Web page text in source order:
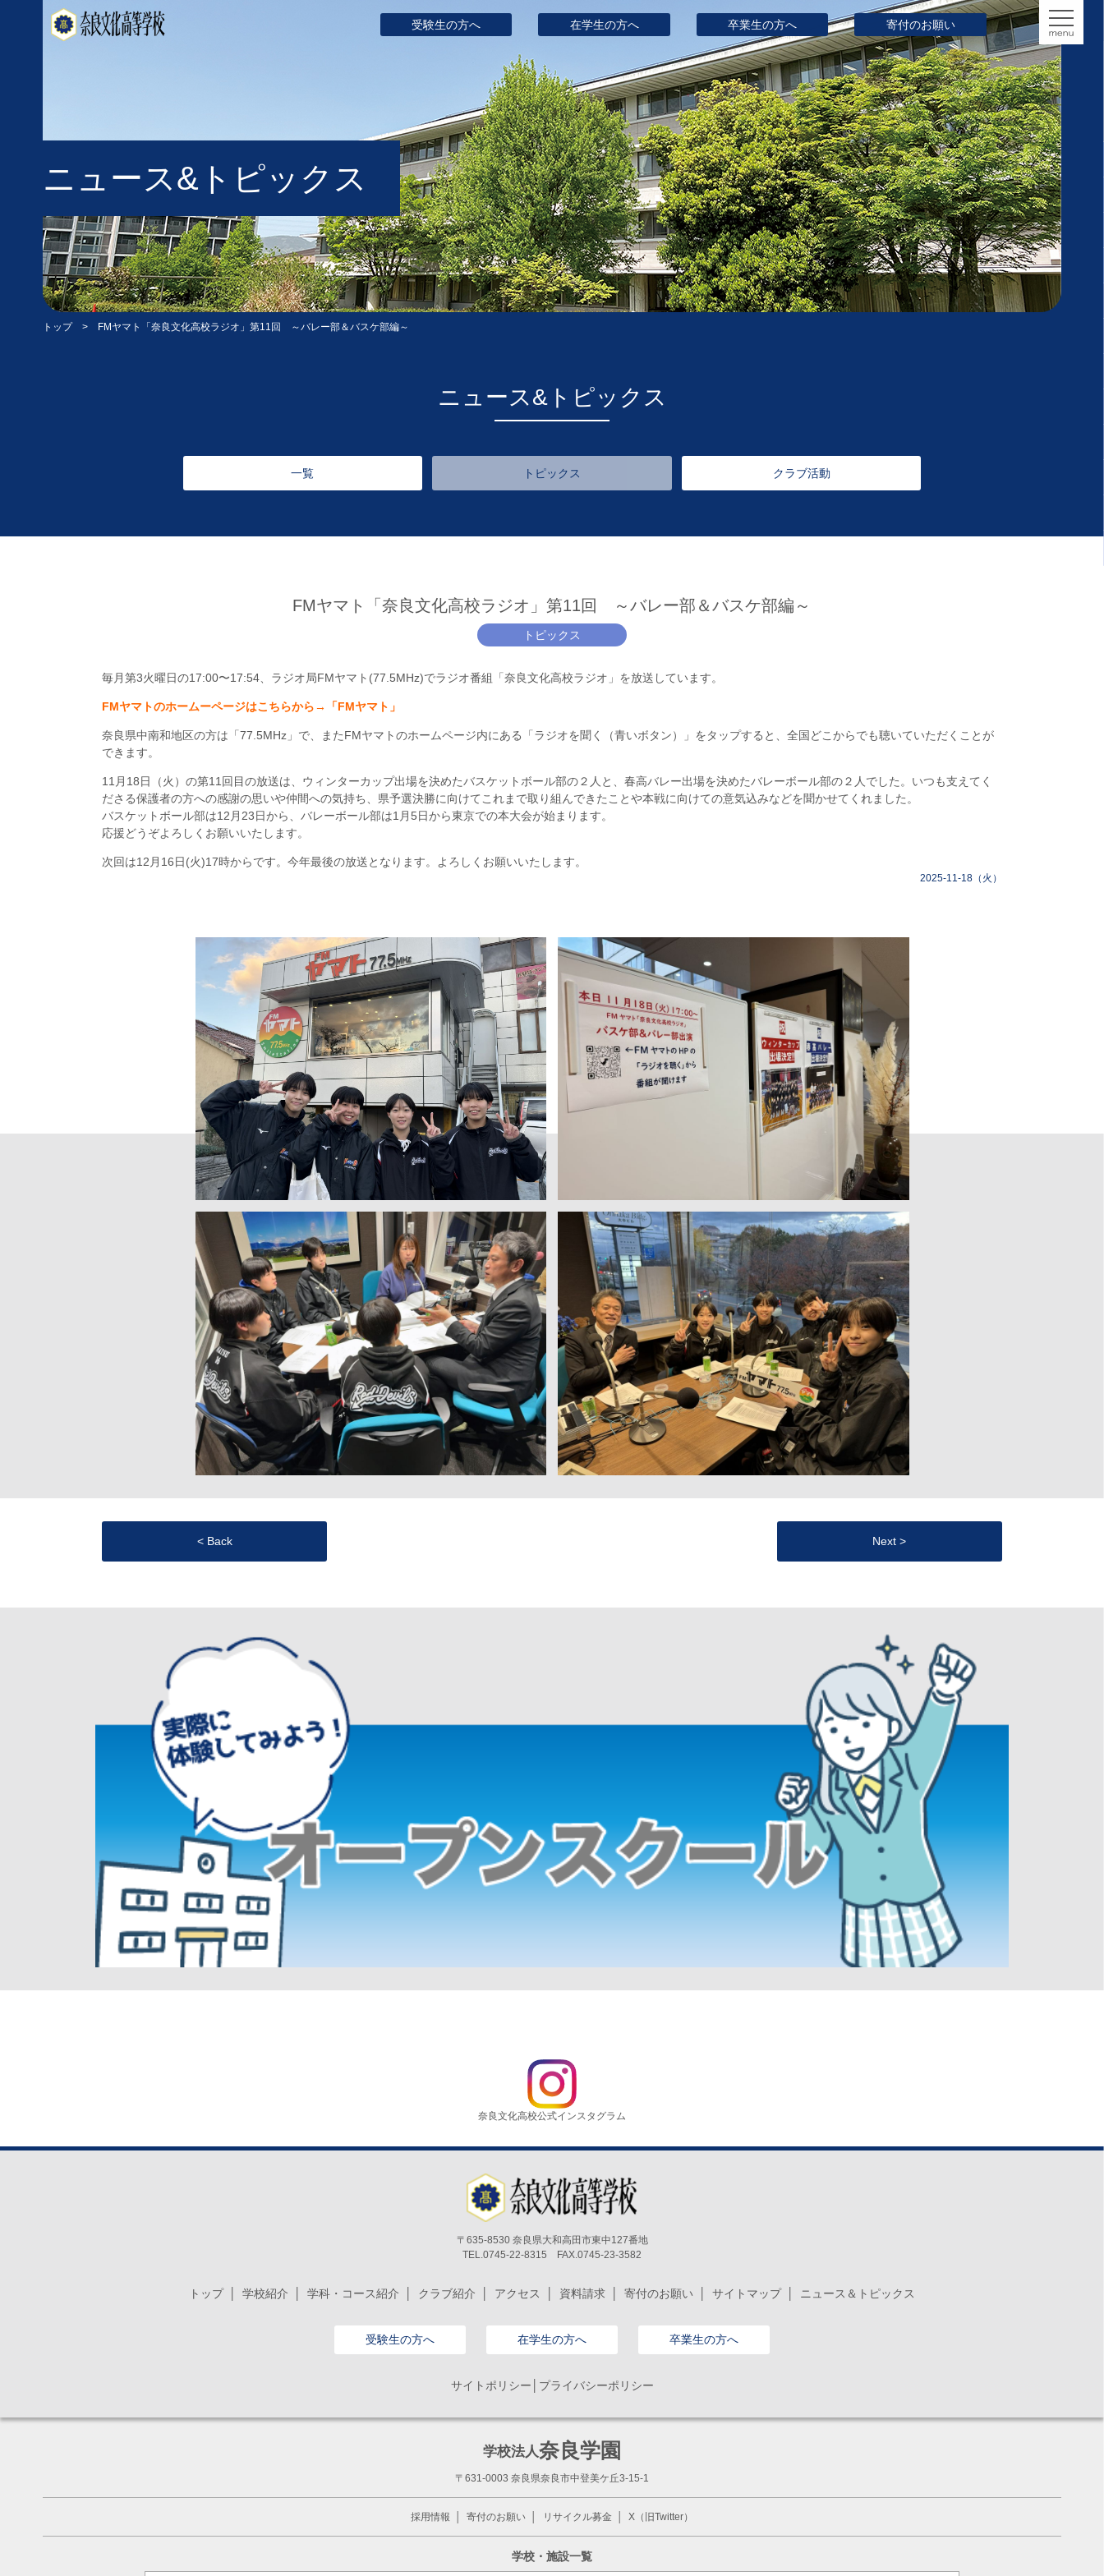
受験生の方へ 在学生の方へ 卒業生の方へ 寄付のお願い
ニュース&トピックス
トップ> FMヤマト「奈良文化高校ラジオ」第11回 ～バレー部＆バスケ部編～
ニュース&トピックス
一覧 トピックス クラブ活動
FMヤマト「奈良文化高校ラジオ」第11回 ～バレー部＆バスケ部編～
トピックス
毎月第3火曜日の17:00〜17:54、ラジオ局FMヤマト(77.5MHz)でラジオ番組「奈良文化高校ラジオ」を放送しています。
FMヤマトのホームーページはこちらから→「FMヤマト 」
奈良県中南和地区の方は「77.5MHz」で、またFMヤマトのホームページ内にある「ラジオを聞く（青いボタン）」をタップすると、全国どこからでも聴いていただくことが
できます。
11月18日（火）の第11回目の放送は、ウィンターカップ出場を決めたバスケットボール部の２人と、春高バレー出場を決めたバレーボール部の２人でした。いつも支えてく
ださる保護者の方への感謝の思いや仲間への気持ち、県予選決勝に向けてこれまで取り組んできたことや本戦に向けての意気込みなどを聞かせてくれました。
バスケットボール部は12月23日から、バレーボール部は1月5日から東京での本大会が始まります。
応援どうぞよろしくお願いいたします。
次回は12月16日(火)17時からです。今年最後の放送となります。よろしくお願いいたします。
2025-11-18（火）
< Back Next >
奈良文化高校公式インスタグラム
〒635-8530 奈良県大和高田市東中127番地
TEL.0745-22-8315 FAX.0745-23-3582
トップ 学校紹介 学科・コース紹介 クラブ紹介 アクセス 資料請求 寄付のお願い サイトマップ ニュース＆トピックス
受験生の方へ 在学生の方へ 卒業生の方へ
サイトポリシー│プライバシーポリシー
学校法人奈良学園
〒631-0003 奈良県奈良市中登美ケ丘3-15-1
採用情報 寄付のお願い リサイクル募金 X（旧Twitter）
学校・施設一覧